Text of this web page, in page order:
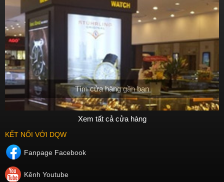
Tìm cửa hàng gần bạn
Xem tất cả cửa hàng
KẾT NỐI VỚI DQW
Fanpage Facebook
Kênh Youtube